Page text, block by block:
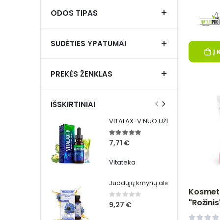
Į
Pharm
ODOS TIPAS
SUDĖTIES YPATUMAI
PREKĖS ŽENKLAS
IŠSKIRTINIAI
Įvertinimas:
100%
7,71 €
Vitateka
Rating:
0%
9,27 €